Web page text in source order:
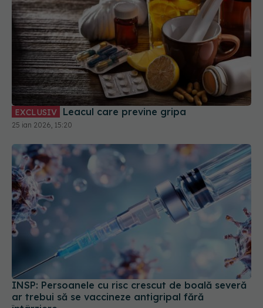
EXCLUSIV Leacul care previne gripa
25 ian 2026, 15:20
INSP: Persoanele cu risc crescut de boală severă
ar trebui să se vaccineze antigripal fără